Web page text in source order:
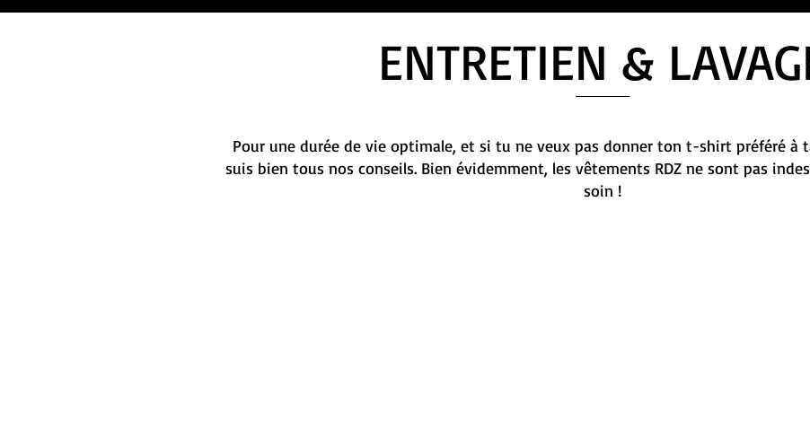
ENTRETIEN &
Pour une durée de vie optimale, et si tu ne veux pas donner ton t-shirt préféré à
suis bien tous nos conseils. Bien évidemment, les vêtements RDZ ne sont pas
soin !